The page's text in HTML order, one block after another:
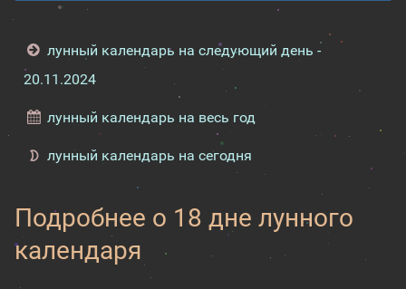
лунный календарь на следующий день -
20.11.2024
лунный календарь на весь год
лунный календарь на сегодня
Подробнее о 18 дне лунного
календаря